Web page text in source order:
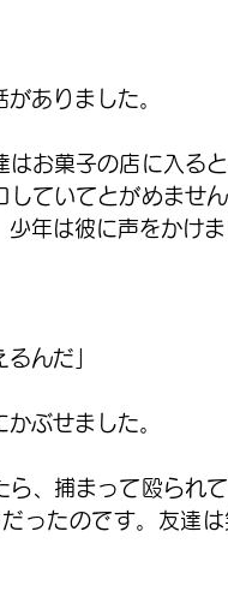
ありました。
お菓子の店に入る
ていてとがめませ
年は彼に声をかけま
んだ」
ぶせました。
、捕まって殴られ
ったのです。友達